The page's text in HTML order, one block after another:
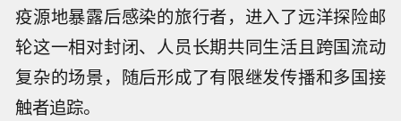
疫源地暴露后感染的旅行者，进入了远洋探险邮
轮这一相对封闭、人员长期共同生活且跨国流动
复杂的场景，随后形成了有限继发传播和多国接
触者追踪。